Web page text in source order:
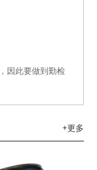
因此要做到勤检
+更多